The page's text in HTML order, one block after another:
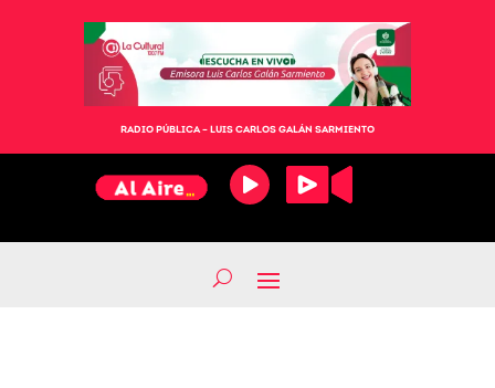
RADIO PÚBLICA – LUIS CARLOS GALÁN SARMIENTO